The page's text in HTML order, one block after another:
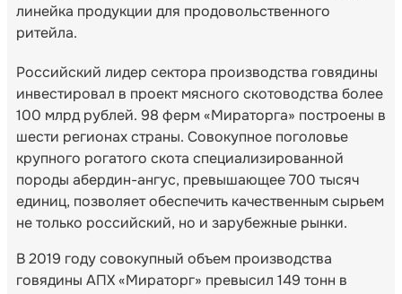
линейка продукции для продовольственного
ритейла.
Российский лидер сектора производства говядины
инвестировал в проект мясного скотоводства более
100 млрд рублей. 98 ферм «Мираторга» построены в
шести регионах страны. Совокупное поголовье
крупного рогатого скота специализированной
породы абердин-ангус, превышающее 700 тысяч
единиц, позволяет обеспечить качественным сырьем
не только российский, но и зарубежные рынки.
В 2019 году совокупный объем производства
говядины АПХ «Мираторг» превысил 149 тонн в